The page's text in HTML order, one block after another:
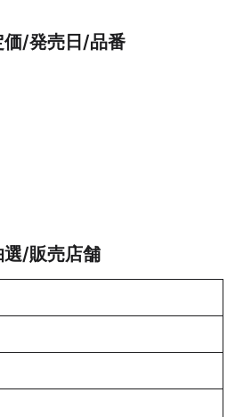
/発売日/品番
/販売店舗